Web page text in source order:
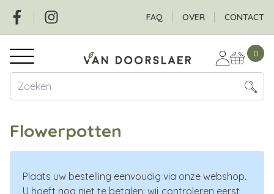
Overslaan
naar
de
inhoud
gaan
Social Header
FAQ OVER CONTACT
Hoofdnavigatie 0
Flowerpotten
Plaats uw bestelling eenvoudig via onze webshop.
U hoeft nog niet te betalen: wij controleren eerst